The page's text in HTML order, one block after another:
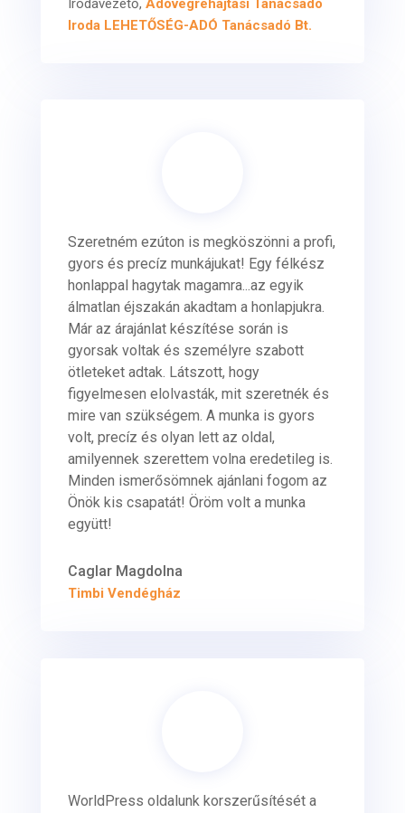
Irodavezető, Adóvégrehajtási Tanácsadó
Iroda LEHETŐSÉG-ADÓ Tanácsadó Bt.
Szeretném ezúton is megköszönni a profi,
gyors és precíz munkájukat! Egy félkész
honlappal hagytak magamra...az egyik
álmatlan éjszakán akadtam a honlapjukra.
Már az árajánlat készítése során is
gyorsak voltak és személyre szabott
ötleteket adtak. Látszott, hogy
figyelmesen elolvasták, mit szeretnék és
mire van szükségem. A munka is gyors
volt, precíz és olyan lett az oldal,
amilyennek szerettem volna eredetileg is.
Minden ismerősömnek ajánlani fogom az
Önök kis csapatát! Öröm volt a munka
együtt!
Caglar Magdolna
Timbi Vendégház
WorldPress oldalunk korszerűsítését a